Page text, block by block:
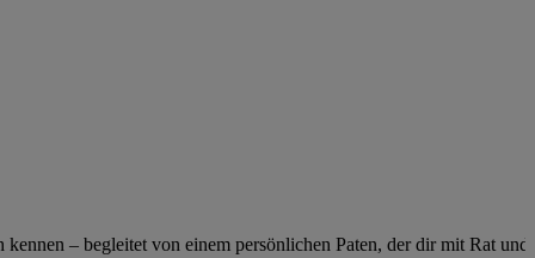
– begleitet von einem persönlichen Paten, der dir mit Rat und
Bereitstellung und
von